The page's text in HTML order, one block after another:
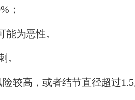
；
为恶性。
高，或者结节直径超过1.5